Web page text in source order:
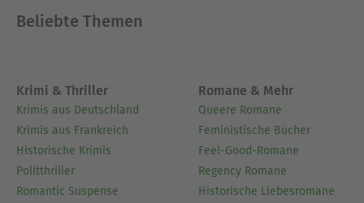
Beliebte Themen
Krimi & Thriller
Krimis aus Deutschland
Krimis aus Frankreich
Historische Krimis
Politthriller
Romantic Suspense
Romane & Mehr
Queere Romane
Feministische Bücher
Feel-Good-Romane
Regency Romane
Historische Liebesromane